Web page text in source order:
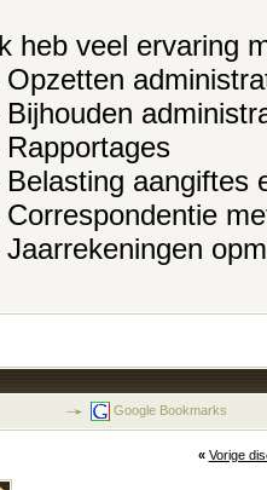
heb veel ervaring
Opzetten
Bijhouden
Rapportages
Belasting aangiftes
Correspondentie
Jaarrekeningen
Google Bookmarks
« Vorige